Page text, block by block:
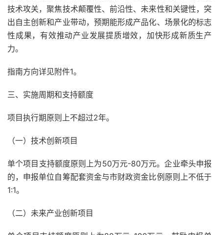
技术攻关，聚焦技术颠覆性、前沿性、未来性和关键性，突
出自主创新和产业带动，预期能形成产品化、场景化的标志
性成果，有效推动产业发展提质增效，加快形成新质生产
力。
指南方向详见附件1。
三、实施周期和支持额度
项目执行期原则上不超过2年。
（一）技术创新项目
单个项目支持额度原则上为50万元-80万元。企业牵头申报
的，申报单位自筹配套资金与市财政资金比例原则上不低于
1:1。
（二）未来产业创新项目